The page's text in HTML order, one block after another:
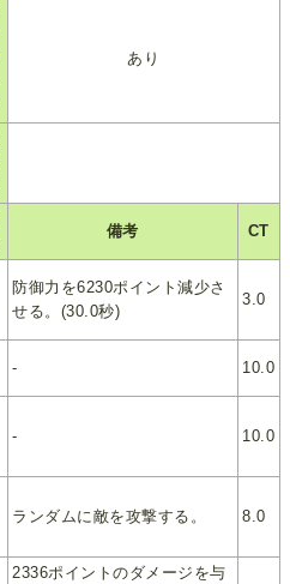
あり
備考 CT
防御力を6230ポイント減少さ
せる。(30.0秒)
3.0
- 10.0
- 10.0
ランダムに敵を攻撃する。 8.0
2336ポイントのダメージを与